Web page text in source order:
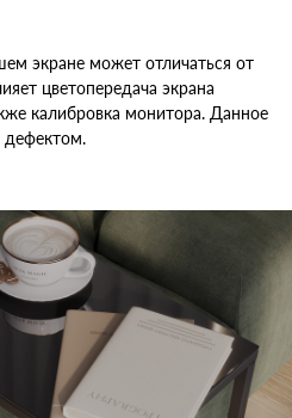
экране может отличаться от
цветопередача экрана
калибровка монитора. Данное
дефектом.